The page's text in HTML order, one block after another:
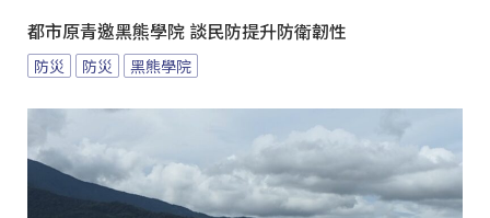
都市原青邀黑熊學院 談民防提升防衛韌性
防災 防災 黑熊學院